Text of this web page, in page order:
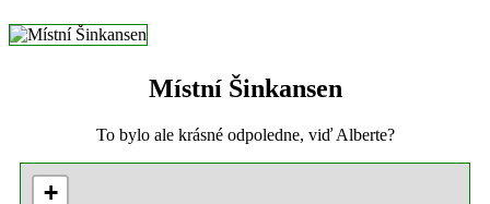
Místní Šinkansen
To bylo ale krásné odpoledne, viď Alberte?
+